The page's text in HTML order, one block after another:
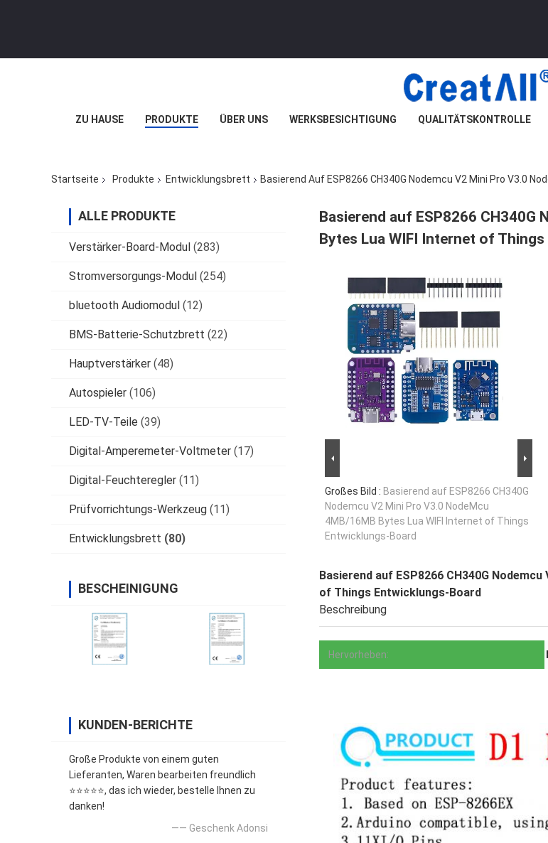
ZU HAUSE PRODUKTE ÜBER UNS WERKSBESICHTIGUNG QUALITÄTSKONTROLLE
Startseite Produkte Entwicklungsbrett Basierend Auf ESP8266 CH340G Nodemcu V2 Mini Pro V3.0
ALLE PRODUKTE
Verstärker-Board-Modul (283)
Stromversorgungs-Modul (254)
bluetooth Audiomodul (12)
BMS-Batterie-Schutzbrett (22)
Hauptverstärker (48)
Autospieler (106)
LED-TV-Teile (39)
Digital-Amperemeter-Voltmeter (17)
Digital-Feuchteregler (11)
Prüfvorrichtungs-Werkzeug (11)
Entwicklungsbrett (80)
BESCHEINIGUNG
KUNDEN-BERICHTE
Große Produkte von einem guten
Lieferanten, Waren bearbeiten freundlich
⭐⭐⭐⭐⭐, das ich wieder, bestelle Ihnen zu
danken!
—— Geschenk Adonsi
Basierend auf ESP8266 CH340G
Bytes Lua WIFI Internet of
Großes Bild : Basierend auf ESP8266 CH340G
Nodemcu V2 Mini Pro V3.0 NodeMcu
4MB/16MB Bytes Lua WIFI Internet of Things
Entwicklungs-Board
Basierend auf ESP8266 CH340G
of Things Entwicklungs-Board
Beschreibung
Hervorheben: